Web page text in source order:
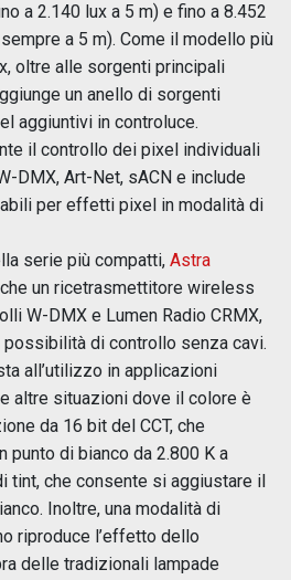
a 2.140 lux a 5 m) e fino a 8.452
a 5 m). Come il modello più
oltre alle sorgenti principali
un anello di sorgenti
aggiuntivi in controluce.
il controllo dei pixel individuali
DMX, Art-Net, sACN e include
per effetti pixel in modalità di
serie più compatti, Astra
un ricetrasmettitore wireless
W-DMX e Lumen Radio CRMX,
possibilità di controllo senza cavi.
all’utilizzo in applicazioni
altre situazioni dove il colore è
da 16 bit del CCT, che
punto di bianco da 2.800 K a
tint, che consente si aggiustare il
Inoltre, una modalità di
riproduce l’effetto dello
delle tradizionali lampade